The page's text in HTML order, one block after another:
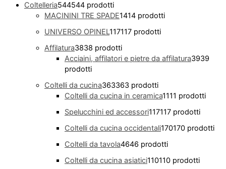
Coltelleria544544 prodotti
MACININI TRE SPADE1414 prodotti
UNIVERSO OPINEL117117 prodotti
Affilatura3838 prodotti
Acciaini, affilatori e pietre da affilatura3939
prodotti
Coltelli da cucina363363 prodotti
Coltelli da cucina in ceramica1111 prodotti
Spelucchini ed accessori117117 prodotti
Coltelli da cucina occidentali170170 prodotti
Coltelli da tavola4646 prodotti
Coltelli da cucina asiatici110110 prodotti